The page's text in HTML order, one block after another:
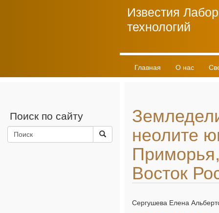
Известия
технологий
Главная О нас
Поиск по сайту
неолите
Восток
Сергушева Елена